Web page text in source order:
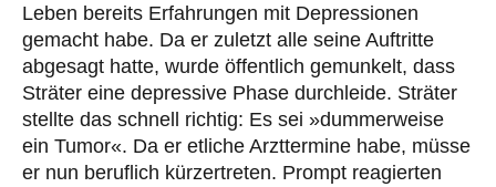
Leben bereits Erfahrungen mit Depressionen
gemacht habe. Da er zuletzt alle seine Auftritte
abgesagt hatte, wurde öffentlich gemunkelt, dass
Sträter eine depressive Phase durchleide. Sträter
stellte das schnell richtig: Es sei »dummerweise
ein Tumor«. Da er etliche Arzttermine habe, müsse
er nun beruflich kürzertreten. Prompt reagierten